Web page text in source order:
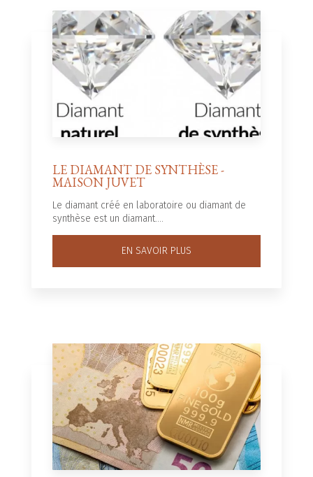
LE DIAMANT DE SYNTHÈSE -
MAISON JUVET
Le diamant créé en laboratoire ou diamant de
synthèse est un diamant....
EN SAVOIR PLUS